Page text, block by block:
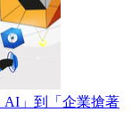
AI」到「企業搶著